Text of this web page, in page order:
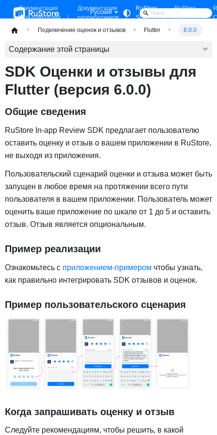
Документация
пользователей
Документация
разработчиков
RuStore
SDK
RuStore
API
Русский
Подключение оценок и отзывов Flutter 6.0.0
Содержание этой страницы
SDK Оценки и отзывы для
Flutter (версия 6.0.0)
Общие сведения
RuStore In-app Review SDK предлагает пользователю
оставить оценку и отзыв о вашем приложении в RuStore,
не выходя из приложения.
Пользовательский сценарий оценки и отзыва может быть
запущен в любое время на протяжении всего пути
пользователя в вашем приложении. Пользователь может
оценить ваше приложение по шкале от 1 до 5 и оставить
отзыв. Отзыв является опциональным.
Пример реализации
Ознакомьтесь с приложением-примером чтобы узнать,
как правильно интегрировать SDK отзывов и оценок.
Пример пользовательского сценария
Когда запрашивать оценку и отзыв
Следуйте рекомендациям, чтобы решить, в какой